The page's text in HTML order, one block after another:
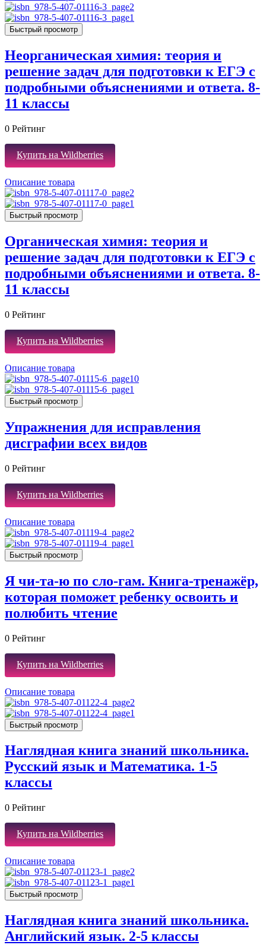
Быстрый просмотр
Неорганическая химия: теория и
решение задач для подготовки к ЕГЭ с
подробными объяснениями и ответа. 8-
11 классы
0 Рейтинг
Купить на Wildberries
Описание товара
Быстрый просмотр
Органическая химия: теория и
решение задач для подготовки к ЕГЭ с
подробными объяснениями и ответа. 8-
11 классы
0 Рейтинг
Купить на Wildberries
Описание товара
Быстрый просмотр
Упражнения для исправления
дисграфии всех видов
0 Рейтинг
Купить на Wildberries
Описание товара
Быстрый просмотр
Я чи-та-ю по сло-гам. Книга-тренажёр,
которая поможет ребенку освоить и
полюбить чтение
0 Рейтинг
Купить на Wildberries
Описание товара
Быстрый просмотр
Наглядная книга знаний школьника.
Русский язык и Математика. 1-5
классы
0 Рейтинг
Купить на Wildberries
Описание товара
Быстрый просмотр
Наглядная книга знаний школьника.
Английский язык. 2-5 классы